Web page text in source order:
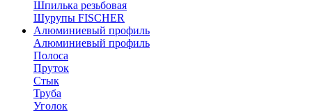
Шпилька резьбовая
Шурупы FISCHER
Алюминиевый профиль
Алюминиевый профиль
Полоса
Пруток
Стык
Труба
Уголок